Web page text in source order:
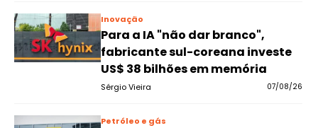
Inovação
Para a IA "não dar branco",
fabricante sul-coreana investe
US$ 38 bilhões em memória
Sérgio Vieira 07/08/26
Petróleo e gás